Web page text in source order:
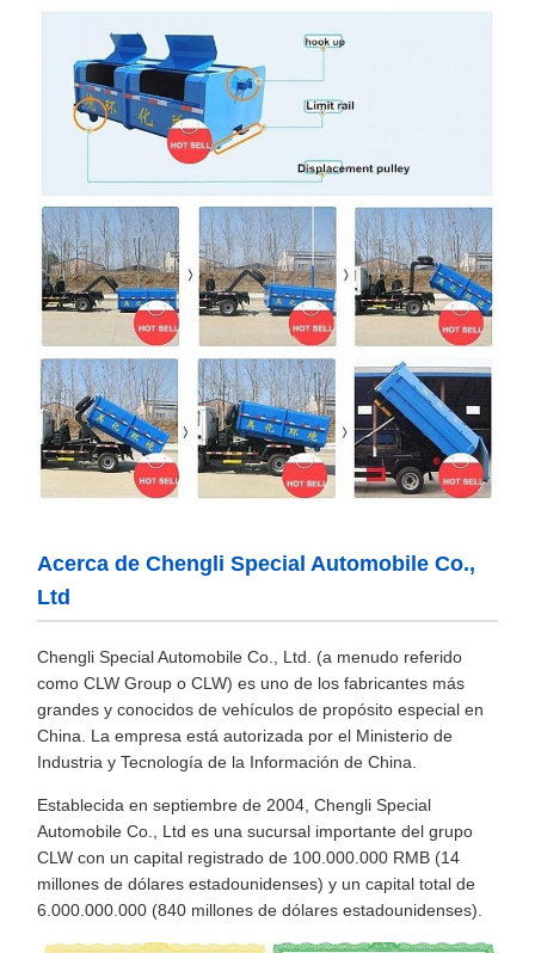
Acerca de Chengli Special Automobile Co.,
Ltd
Chengli Special Automobile Co., Ltd. (a menudo referido
como CLW Group o CLW) es uno de los fabricantes más
grandes y conocidos de vehículos de propósito especial en
China. La empresa está autorizada por el Ministerio de
Industria y Tecnología de la Información de China.
Establecida en septiembre de 2004, Chengli Special
Automobile Co., Ltd es una sucursal importante del grupo
CLW con un capital registrado de 100.000.000 RMB (14
millones de dólares estadounidenses) y un capital total de
6.000.000.000 (840 millones de dólares estadounidenses).